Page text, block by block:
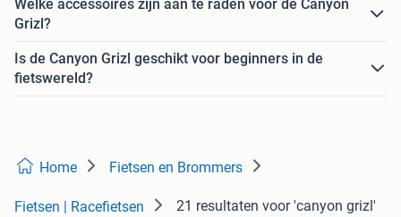
Welke accessoires zijn aan te raden voor de Canyon
Grizl?
Is de Canyon Grizl geschikt voor beginners in de
fietswereld?
Home Fietsen en Brommers
Fietsen | Racefietsen 21 resultaten voor 'canyon grizl'